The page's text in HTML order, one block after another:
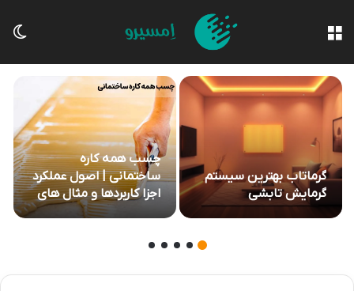
گرماتاب بهترین سیستم
گرمایش تابشی
چسب همه کاره
ساختمانی | اصول عملکرد
اجزا کاربردها و مثال های